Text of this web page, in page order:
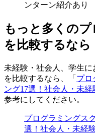
ンターン紹介あり
もっと多くの
を比較するなら
未経験・社会人、学生
を比較するなら、「 プロ
ング17選！社会人・未経
参考にしてください。
プログラミングス
選！社会人・未経